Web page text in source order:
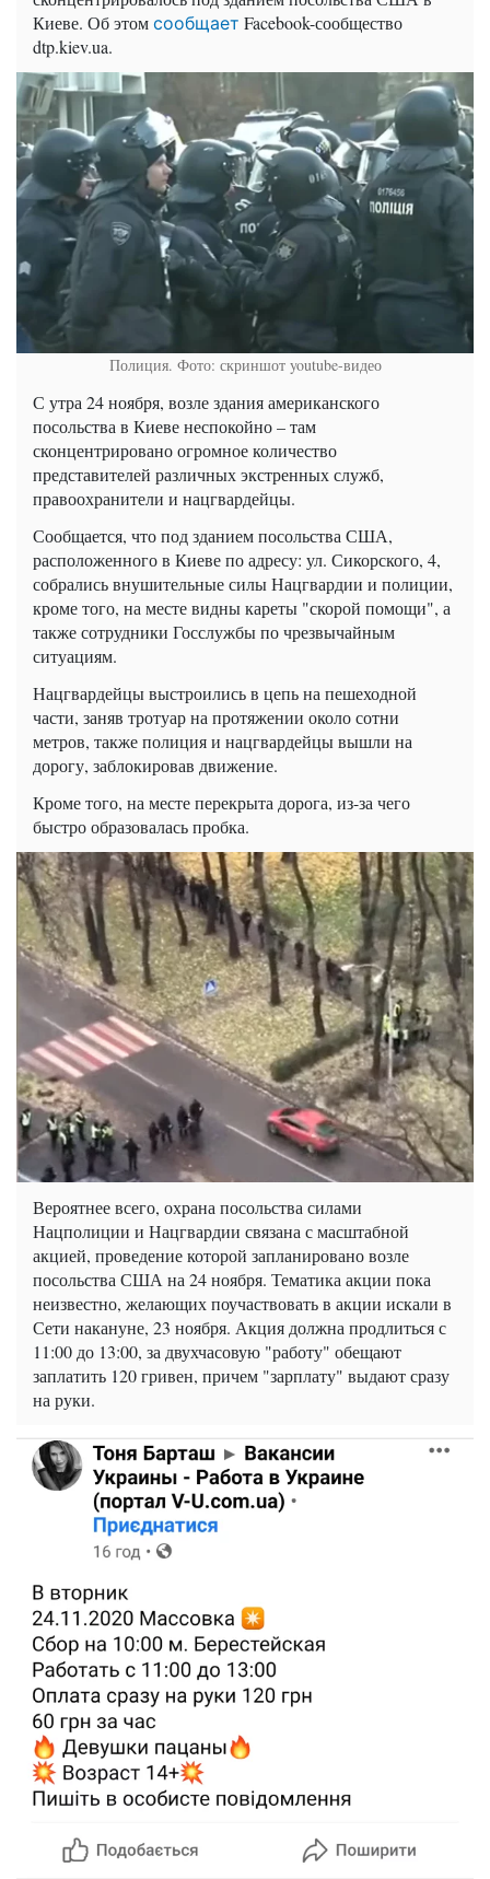
Киеве. Об этом сообщает Facebook-сообщество
dtp.kiev.ua.
Полиция. Фото: скриншот youtube-видео
С утра 24 ноября, возле здания американского
посольства в Киеве неспокойно – там
сконцентрировано огромное количество
представителей различных экстренных служб,
правоохранители и нацгвардейцы.
Сообщается, что под зданием посольства США,
расположенного в Киеве по адресу: ул. Сикорского, 4,
собрались внушительные силы Нацгвардии и полиции,
кроме того, на месте видны кареты "скорой помощи", а
также сотрудники Госслужбы по чрезвычайным
ситуациям.
Нацгвардейцы выстроились в цепь на пешеходной
части, заняв тротуар на протяжении около сотни
метров, также полиция и нацгвардейцы вышли на
дорогу, заблокировав движение.
Кроме того, на месте перекрыта дорога, из-за чего
быстро образовалась пробка.
Вероятнее всего, охрана посольства силами
Нацполиции и Нацгвардии связана с масштабной
акцией, проведение которой запланировано возле
посольства США на 24 ноября. Тематика акции пока
неизвестно, желающих поучаствовать в акции искали в
Сети накануне, 23 ноября. Акция должна продлиться с
11:00 до 13:00, за двухчасовую "работу" обещают
заплатить 120 гривен, причем "зарплату" выдают сразу
на руки.